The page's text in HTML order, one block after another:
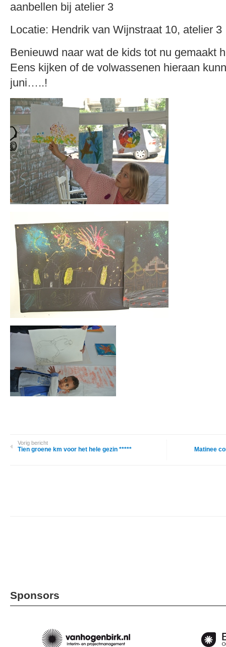
aanbellen bij atelier 3
Locatie: Hendrik van Wijnstraat 10, atelier 3
Benieuwd naar wat de kids tot nu gemaakt
Eens kijken of de volwassenen hieraan
juni…..!
Vorig bericht
Tien groene km voor het hele gezin ***** Matinee
Sponsors